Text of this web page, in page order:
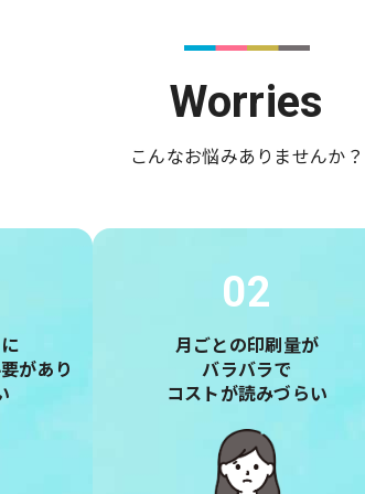
Worries
こんなお悩みありませんか？
があり
02
月ごとの印刷量が
バラバラで
コストが読みづらい